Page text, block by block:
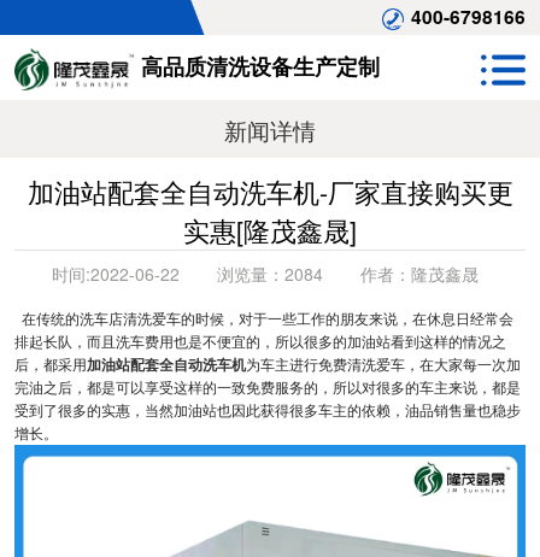
400-6798166
高品质清洗设备生产定制
新闻详情
加油站配套全自动洗车机-厂家直接购买更
实惠[隆茂鑫晟]
时间:2022-06-22 浏览量： 2084 作者： 隆茂鑫晟
在传统的洗车店清洗爱车的时候，对于一些工作的朋友来说，在休息日经常会
排起长队，而且洗车费用也是不便宜的，所以很多的加油站看到这样的情况之
后，都采用加油站配套全自动洗车机为车主进行免费清洗爱车，在大家每一次加
完油之后，都是可以享受这样的一致免费服务的，所以对很多的车主来说，都是
受到了很多的实惠，当然加油站也因此获得很多车主的依赖，油品销售量也稳步
增长。